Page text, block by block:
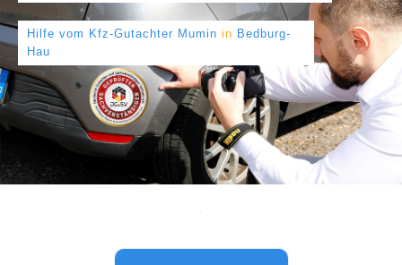
Hilfe vom Kfz-Gutachter Mumin in Bedburg-
Hau